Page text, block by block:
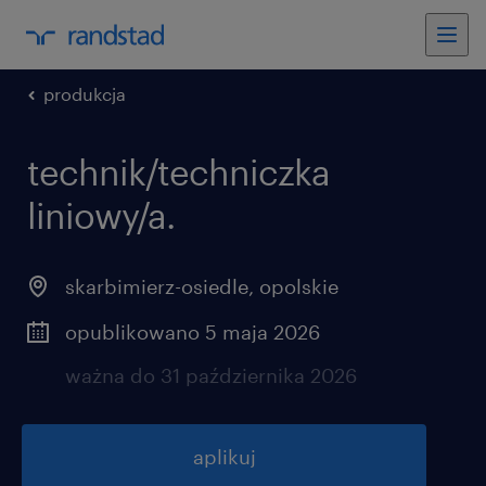
produkcja
technik/techniczka
liniowy/a.
skarbimierz-osiedle, opolskie
opublikowano 5 maja 2026
ważna do 31 października 2026
aplikuj